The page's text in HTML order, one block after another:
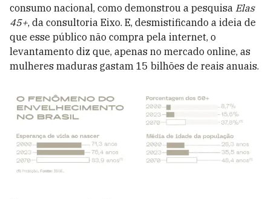
consumo nacional, como demonstrou a pesquisa Elas
45+, da consultoria Eixo. E, desmistificando a ideia de
que esse público não compra pela internet, o
levantamento diz que, apenas no mercado online, as
mulheres maduras gastam 15 bilhões de reais anuais.